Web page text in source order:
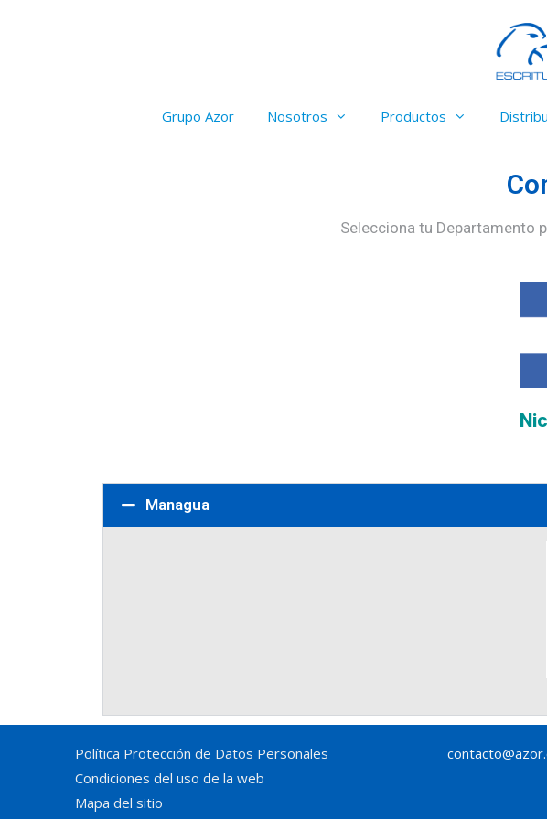
Grupo Azor Nosotros Productos
Selecciona tu Departamento
Managua
Política Protección de Datos Personales
Condiciones del uso de la web
Mapa del sitio